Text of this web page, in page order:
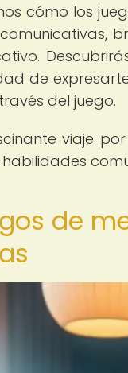
cómo los
de
del juego.
viaje
de